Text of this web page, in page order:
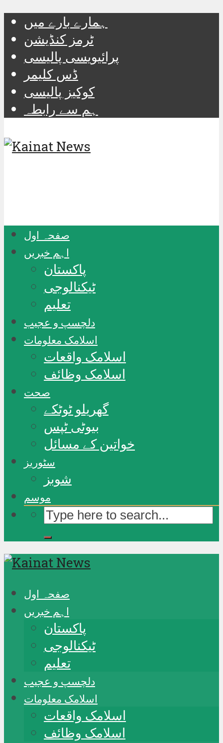
ہمارے بارے میں
ٹرمز کنڈیشن
پرائیویسی پالیسی
ڈس کلیمر
کوکیز پالیسی
ہم سے رابطہ
صفحہ اول
اہم خبریں
پاکستان
ٹیکنالوجی
تعلیم
دلچسپ و عجیب
اسلامک معلومات
اسلامک واقعات
اسلامک وظائف
صحت
گھریلو ٹوٹکے
بیوٹی ٹپس
خواتین کے مسائل
سٹوریز
شوبز
موسم
صفحہ اول
اہم خبریں
پاکستان
ٹیکنالوجی
تعلیم
دلچسپ و عجیب
اسلامک معلومات
اسلامک واقعات
اسلامک وظائف